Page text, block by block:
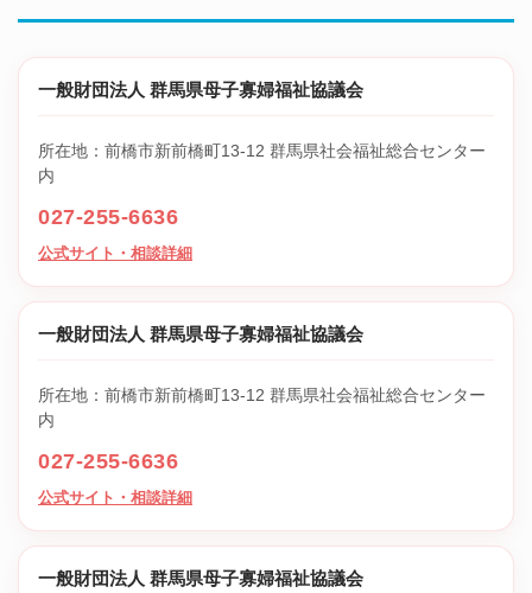
一般財団法人 群馬県母子寡婦福祉協議会
所在地：前橋市新前橋町13-12 群馬県社会福祉総合センター
内
027-255-6636
公式サイト・相談詳細
一般財団法人 群馬県母子寡婦福祉協議会
所在地：前橋市新前橋町13-12 群馬県社会福祉総合センター
内
027-255-6636
公式サイト・相談詳細
一般財団法人 群馬県母子寡婦福祉協議会